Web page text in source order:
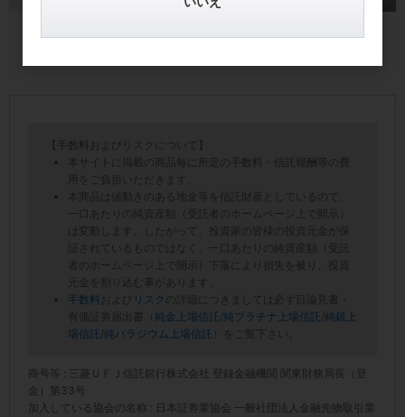
【手数料およびリスクについて】
本サイトに掲載の商品毎に所定の手数料・信託報酬等の費
用をご負担いただきます。
本商品は値動きのある地金等を信託財産としているので、
一口あたりの純資産額（受託者のホームページ上で開示）
は変動します。したがって、投資家の皆様の投資元金が保
証されているものではなく、一口あたりの純資産額（受託
者のホームページ上で開示）下落により損失を被り、投資
元金を割り込む事があります。
手数料
および リスク
の詳細につきましては必ず目論見書・
有価証券届出書（ 純金上場信託 /純プラチナ上場信託 /純銀上
場信託 /純パラジウム上場信託 ）をご覧下さい。
商号等 : 三菱ＵＦＪ信託銀行株式会社 登録金融機関 関東財務局長（登
金）第33号
加入している協会の名称 : 日本証券業協会 一般社団法人金融先物取引業